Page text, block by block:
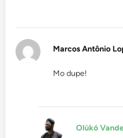
Marcos Antônio
Mo dupe!
Olùkó